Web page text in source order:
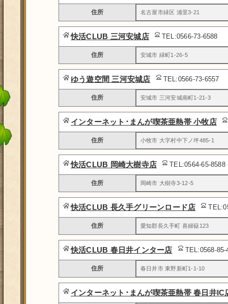
住所 名古屋市緑区 浦里3-21
快活CLUB 三河安城店 TEL:0566-73-6588
住所 安城市 緑町1-26-5
ゆう遊空間 三河安城店 TEL:0566-73-6557
住所 安城市 三河安城南町1-21-3
インターネット･まんが喫茶亜熱帯 小牧店
住所 小牧市 大字村中下ノ坪485-1
快活CLUB 岡崎大樹寺店 TEL:0564-65-8588
住所 岡崎市 大樹寺3-12-5
快活CLUB 長久手グリーンロード店
住所 愛知郡長久手町 喜婦嶽123
快活CLUB 春日井インター店 TEL:0568-
住所 春日井市 東野新町1-1-10
インターネット･まんが喫茶亜熱帯 春日井IC